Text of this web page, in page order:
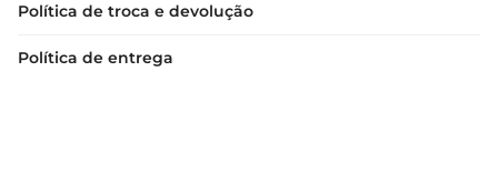
Política de troca e devolução
Política de entrega